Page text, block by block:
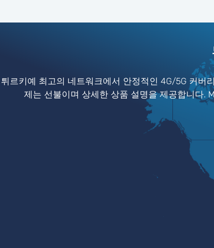
튀르키예 최고의 네트워크에서 안정적인 4G/5G 커버
제는 선불이며 상세한 상품 설명을 제공합니다.